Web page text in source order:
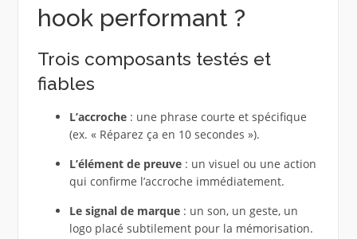
hook performant ?
Trois composants testés et
fiables
L’accroche: une phrase courte et spécifique
(ex. « Réparez ça en 10 secondes »).
L’élément de preuve: un visuel ou une action
qui confirme l’accroche immédiatement.
Le signal de marque: un son, un geste, un
logo placé subtilement pour la mémorisation.